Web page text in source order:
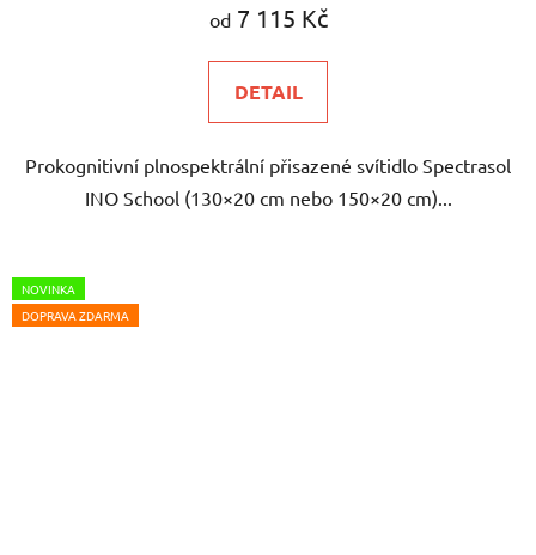
od7 115 Kč
DETAIL
Prokognitivní plnospektrální přisazené svítidlo Spectrasol
INO School (130×20 cm nebo 150×20 cm)...
NOVINKA
DOPRAVA ZDARMA